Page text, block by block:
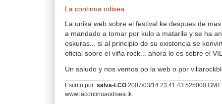
La continua odisea
La unika web sobre el festival ke despues de
a mandado a tomar por kulo a matarile y se ha
oskuras... si al principio de su existencia se
oficial sobre el viña rock... ahora lo es sobre el
Un saludo y nos vemos po la web o por
Escrito por: salva-LCO .2007/03/14 23:41:43.525000
www.lacontinuaodisea.tk